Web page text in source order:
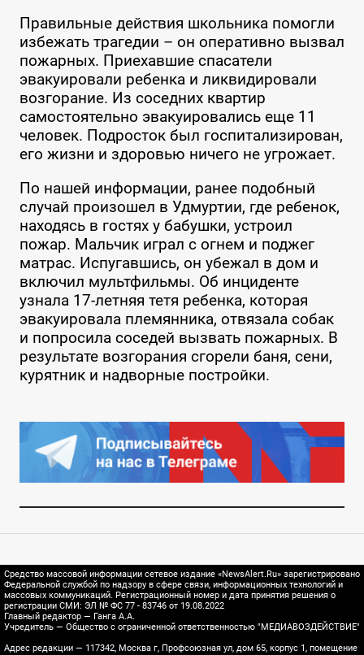
Правильные действия школьника помогли
избежать трагедии – он оперативно вызвал
пожарных. Приехавшие спасатели
эвакуировали ребенка и ликвидировали
возгорание. Из соседних квартир
самостоятельно эвакуировались еще 11
человек. Подросток был госпитализирован,
его жизни и здоровью ничего не угрожает.
По нашей информации, ранее подобный
случай произошел в Удмуртии, где ребенок,
находясь в гостях у бабушки, устроил
пожар. Мальчик играл с огнем и поджег
матрас. Испугавшись, он убежал в дом и
включил мультфильмы. Об инциденте
узнала 17-летняя тетя ребенка, которая
эвакуировала племянника, отвязала собак
и попросила соседей вызвать пожарных. В
результате возгорания сгорели баня, сени,
курятник и надворные постройки.
Средство массовой информации сетевое издание «NewsAlert.Ru» зарегистрировано
Федеральной службой по надзору в сфере связи, информационных технологий и
массовых коммуникаций. Регистрационный номер и дата принятия решения о
регистрации СМИ: ЭЛ № ФС 77 - 83746 от 19.08.2022
Главный редактор — Ганга А.А.
Учредитель — Общество с ограниченной ответственностью "МЕДИАВОЗДЕЙСТВИЕ"
Адрес редакции — 117342, Москва г, Профсоюзная ул, дом 65, корпус 1, помещение